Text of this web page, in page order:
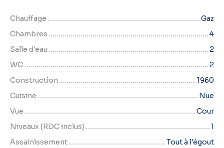
Chauffage
Gaz
Chambres
4
Salle d'eau
2
WC
2
Construction
1960
Cuisine
Nue
Vue
Cour
Niveaux (RDC inclus)
1
Assainissement
Tout à l'égout